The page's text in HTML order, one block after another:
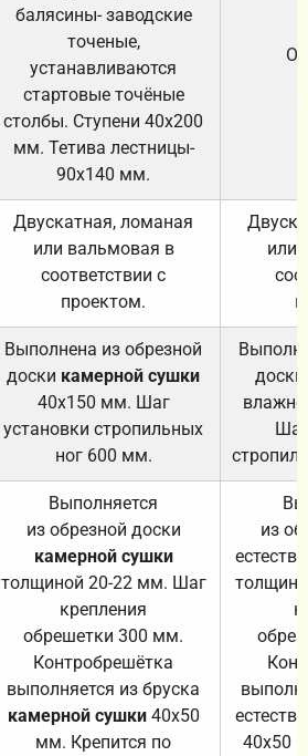
балясины- заводские
точеные,
устанавливаются
стартовые точёные
столбы. Ступени 40х200
мм. Тетива лестницы-
90х140 мм.
Двускатная, ломаная
или вальмовая в
соответствии с
проектом.
или
Выполнена из обрезной
доски камерной сушки
40х150 мм. Шаг
установки стропильных
ног 600 мм.
доски
Выполняется
из обрезной доски
камерной сушки
толщиной 20-22 мм. Шаг
крепления
обрешетки 300 мм.
Контробрешётка
выполняется из бруска
камерной сушки40х50
мм. Крепится по
из
40х50